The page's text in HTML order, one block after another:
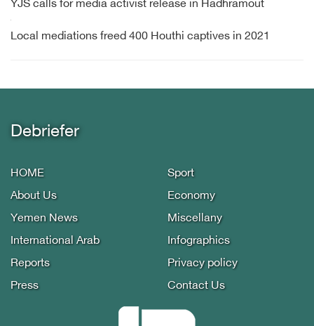
YJS calls for media activist release in Hadhramout
Local mediations freed 400 Houthi captives in 2021
Debriefer
HOME
About Us
Yemen News
International Arab
Reports
Press
Sport
Economy
Miscellany
Infographics
Privacy policy
Contact Us